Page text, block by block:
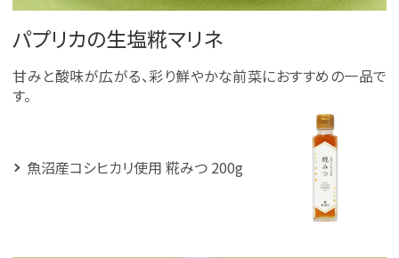
パプリカの生塩糀マリネ
甘みと酸味が広がる、彩り鮮やかな前菜におすすめの一品で
す。
魚沼産コシヒカリ使用 糀みつ 200g